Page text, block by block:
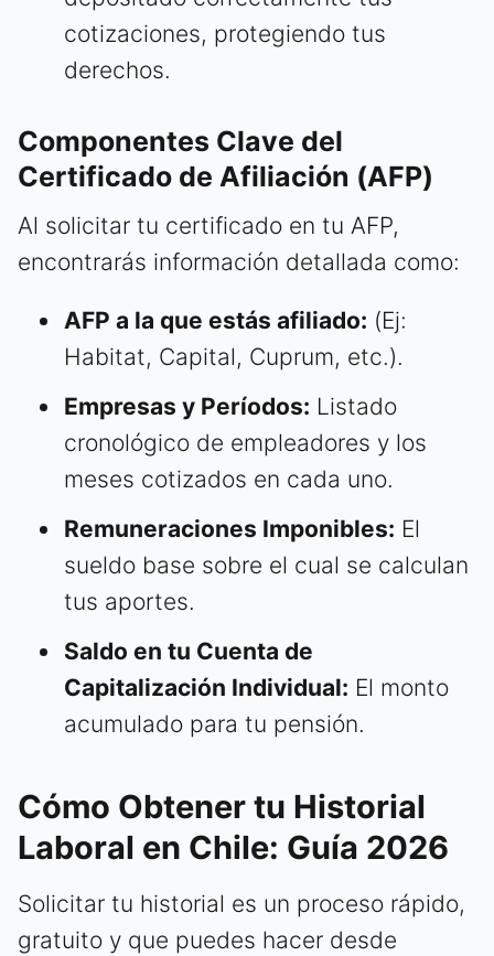
cotizaciones, protegiendo tus
derechos.
Componentes Clave del
Certificado de Afiliación (AFP)
Al solicitar tu certificado en tu AFP,
encontrarás información detallada como:
AFP a la que estás afiliado: (Ej:
Habitat, Capital, Cuprum, etc.).
Empresas y Períodos: Listado
cronológico de empleadores y los
meses cotizados en cada uno.
Remuneraciones Imponibles: El
sueldo base sobre el cual se calculan
tus aportes.
Saldo en tu Cuenta de
Capitalización Individual: El monto
acumulado para tu pensión.
Cómo Obtener tu Historial
Laboral en Chile: Guía 2026
Solicitar tu historial es un proceso rápido,
gratuito y que puedes hacer desde